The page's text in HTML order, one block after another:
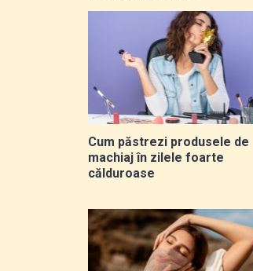
Cum păstrezi produsele de
machiaj în zilele foarte
călduroase